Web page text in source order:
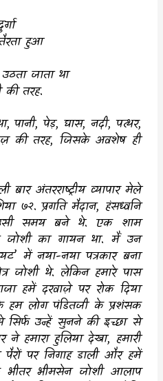
हुआ
जाता था
की तरह.
,पानी,पेड़, घास, नदी,पत्थर,
की तरह, जिसके अवशेष ही
अंतरराष्ट्रीय व्यापार मेले
७२. प्रगति मैदान, हंसध्वनि
समय बने थे. एक शाम
जोशी का गायन था. मैं उन
’में नया-नया पत्रकार बना
जोशी थे. लेकिन हमारे पास
हमें दरवाज़े पर रोक दिया
हम लोग पंडितजी के प्रशंसक
सिर्फ उन्हें सुनने की इच्छा से
हमारा हुलिया देखा, हमारी
पर निगाह डाली और हमें
भीतर भीमसेन जोशी आलाप